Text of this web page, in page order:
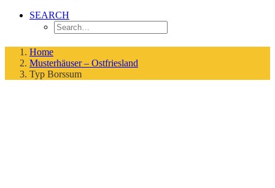
SEARCH
Home
Musterhäuser – Ostfriesland
Typ Borssum